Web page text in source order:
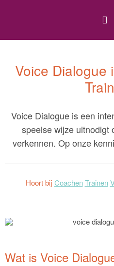
Voice Dialogue
Voice Dialogue is een
speelse wijze uitnodigt
verkennen. Op onze
Hoort bij Coachen Trainen
Wat is Voice